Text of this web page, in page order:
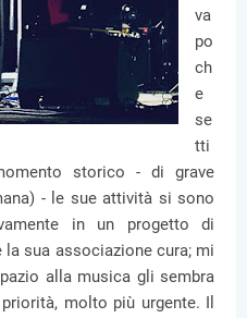
va
po
ch
e
se
tti
storico - di grave
- le sue attività si sono
in un progetto di
sua associazione cura; mi
alla musica gli sembra
molto più urgente. Il